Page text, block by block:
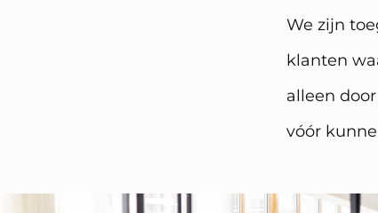
We zijn
klanten
alleen
vóór